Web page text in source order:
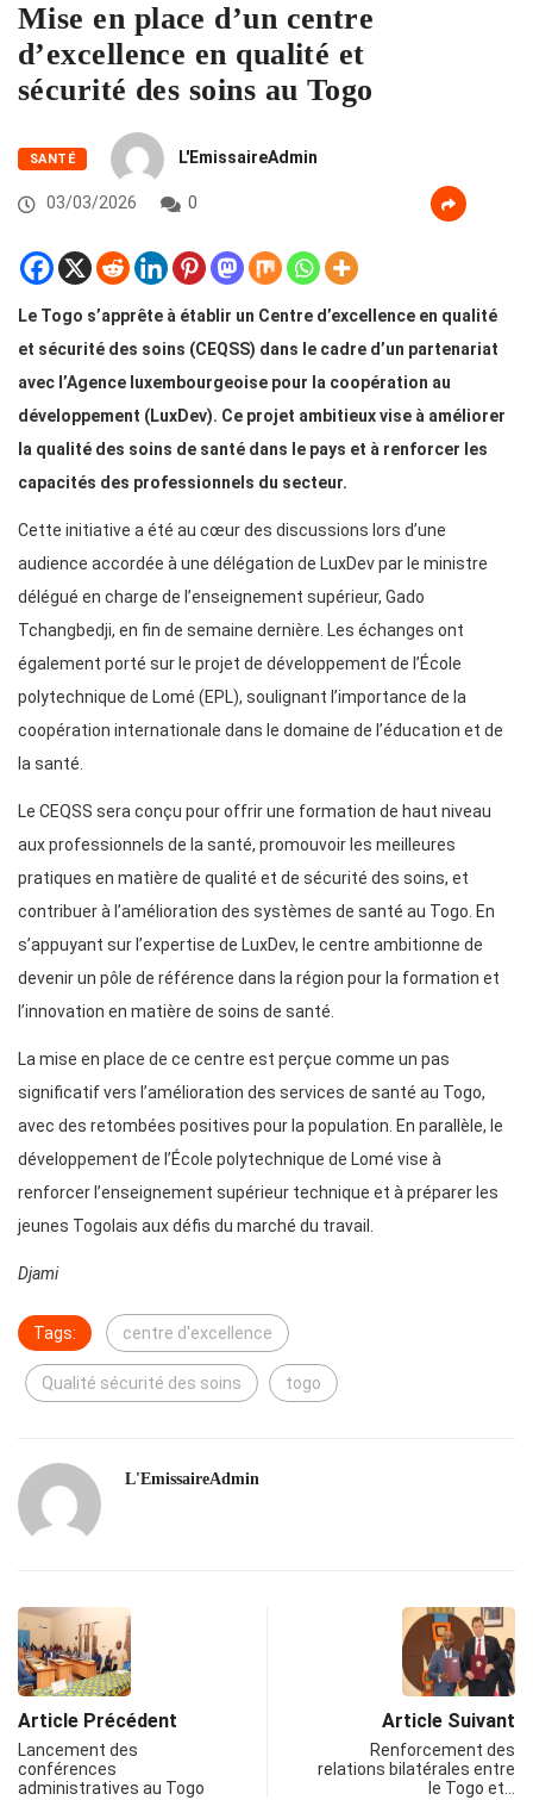
Mise en place d’un centre
d’excellence en qualité et
sécurité des soins au Togo
SANTÉ L'EmissaireAdmin
03/03/2026 0
Le Togo s’apprête à établir un Centre d’excellence en qualité
et sécurité des soins (CEQSS) dans le cadre d’un partenariat
avec l’Agence luxembourgeoise pour la coopération au
développement (LuxDev). Ce projet ambitieux vise à améliorer
la qualité des soins de santé dans le pays et à renforcer les
capacités des professionnels du secteur.
Cette initiative a été au cœur des discussions lors d’une
audience accordée à une délégation de LuxDev par le ministre
délégué en charge de l’enseignement supérieur, Gado
Tchangbedji, en fin de semaine dernière. Les échanges ont
également porté sur le projet de développement de l’École
polytechnique de Lomé (EPL), soulignant l’importance de la
coopération internationale dans le domaine de l’éducation et de
la santé.
Le CEQSS sera conçu pour offrir une formation de haut niveau
aux professionnels de la santé, promouvoir les meilleures
pratiques en matière de qualité et de sécurité des soins, et
contribuer à l’amélioration des systèmes de santé au Togo. En
s’appuyant sur l’expertise de LuxDev, le centre ambitionne de
devenir un pôle de référence dans la région pour la formation et
l’innovation en matière de soins de santé.
La mise en place de ce centre est perçue comme un pas
significatif vers l’amélioration des services de santé au Togo,
avec des retombées positives pour la population. En parallèle, le
développement de l’École polytechnique de Lomé vise à
renforcer l’enseignement supérieur technique et à préparer les
jeunes Togolais aux défis du marché du travail.
Djami
Tags: centre d'excellence
Qualité sécurité des soins togo
L'EmissaireAdmin
Article Précédent
Lancement des
conférences
administratives au Togo
Article Suivant
Renforcement des
relations bilatérales entre
le Togo et…